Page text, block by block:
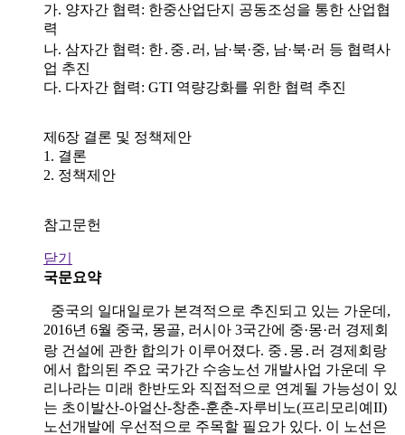
가. 양자간 협력: 한중산업단지 공동조성을 통한 산업협
력
나. 삼자간 협력: 한․중․러, 남·북·중, 남·북·러 등 협력사
업 추진
다. 다자간 협력: GTI 역량강화를 위한 협력 추진
제6장 결론 및 정책제안
1. 결론
2. 정책제안
참고문헌
닫기
국문요약
중국의 일대일로가 본격적으로 추진되고 있는 가운데,
2016년 6월 중국, 몽골, 러시아 3국간에 중·몽·러 경제회
랑 건설에 관한 합의가 이루어졌다. 중․몽․러 경제회랑
에서 합의된 주요 국가간 수송노선 개발사업 가운데 우
리나라는 미래 한반도와 직접적으로 연계될 가능성이 있
는 초이발산-아얼산-창춘-훈춘-자루비노(프리모리예II)
노선개발에 우선적으로 주목할 필요가 있다. 이 노선은